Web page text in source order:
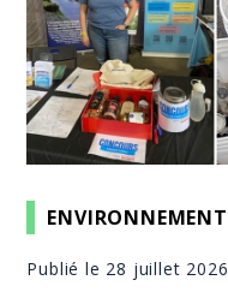
ENVIRONNEMENT
Publié le 28 juillet 2026